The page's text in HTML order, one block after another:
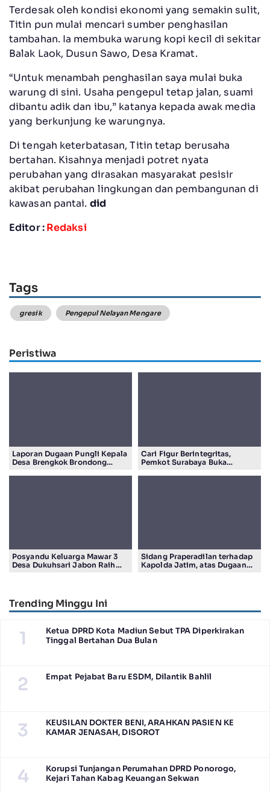
Terdesak oleh kondisi ekonomi yang semakin sulit,
Titin pun mulai mencari sumber penghasilan
tambahan. Ia membuka warung kopi kecil di sekitar
Balak Laok, Dusun Sawo, Desa Kramat.
“Untuk menambah penghasilan saya mulai buka
warung di sini. Usaha pengepul tetap jalan, suami
dibantu adik dan ibu,” katanya kepada awak media
yang berkunjung ke warungnya.
Di tengah keterbatasan, Titin tetap berusaha
bertahan. Kisahnya menjadi potret nyata
perubahan yang dirasakan masyarakat pesisir
akibat perubahan lingkungan dan pembangunan di
kawasan pantai. did
Editor :Redaksi
Tags
gresik Pengepul Nelayan Mengare
Peristiwa
Laporan Dugaan Pungli Kepala
Desa Brengkok Brondong
Cari Figur Berintegritas,
Pemkot Surabaya Buka
Posyandu Keluarga Mawar 3
Desa Dukuhsari Jabon Raih
Sidang Praperadilan terhadap
Kapolda Jatim, atas Dugaan
Trending Minggu Ini
1
Ketua DPRD Kota Madiun Sebut TPA Diperkirakan
Tinggal Bertahan Dua Bulan
2 Empat Pejabat Baru ESDM, Dilantik Bahlil
3
KEUSILAN DOKTER BENI, ARAHKAN PASIEN KE
KAMAR JENASAH, DISOROT
4
Korupsi Tunjangan Perumahan DPRD Ponorogo,
Kejari Tahan Kabag Keuangan Sekwan